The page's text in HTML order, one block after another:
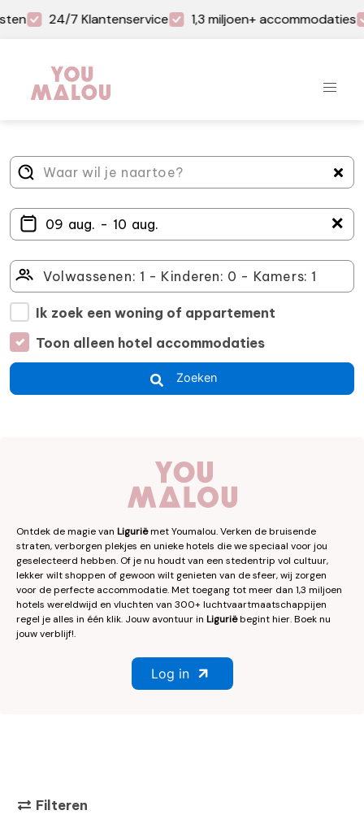
24/7 Klantenservice 1,3 miljoen+ accommodaties
＋
Ik zoek een woning of appartement
Toon alleen hotel accommodaties
Zoeken
Ontdek de magie van Liguriëmet Youmalou. Verken de bruisende
straten, verborgen plekjes en unieke hotels die we speciaal voor jou
geselecteerd hebben. Of je nu houdt van een stedentrip vol cultuur,
lekker wilt shoppen of gewoon wilt genieten van de sfeer, wij zorgen
voor de perfecte accommodatie. Met toegang tot meer dan 1,3 miljoen
hotels wereldwijd en vluchten van 300+ luchtvaartmaatschappijen
regel je alles in één klik. Jouw avontuur in Liguriëbegint hier. Boek nu
jouw verblijf!.
Log in
Filteren